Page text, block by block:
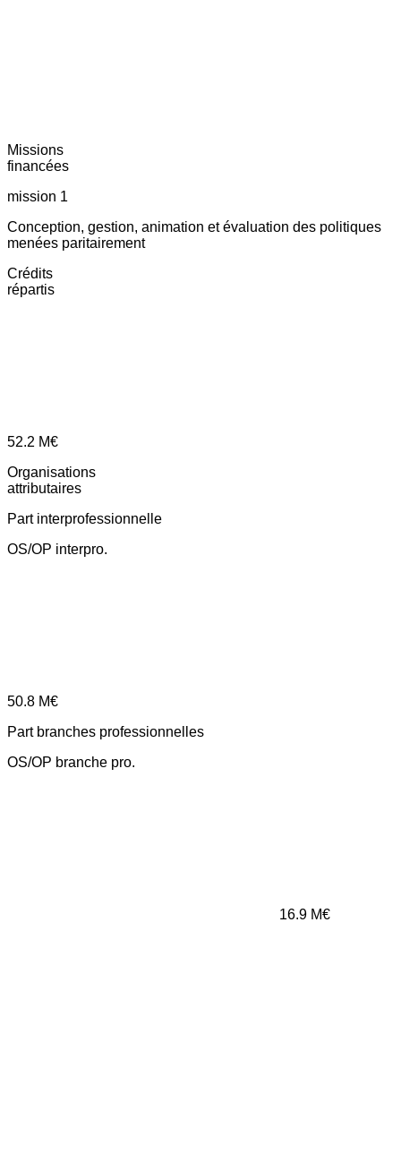
Missions
financées
mission 1
Conception, gestion, animation et évaluation des politiques
menées paritairement
Crédits
répartis
52.2 M€
Organisations
attributaires
Part interprofessionnelle
OS/OP interpro.
50.8 M€
Part branches professionnelles
OS/OP branche pro.
16.9 M€